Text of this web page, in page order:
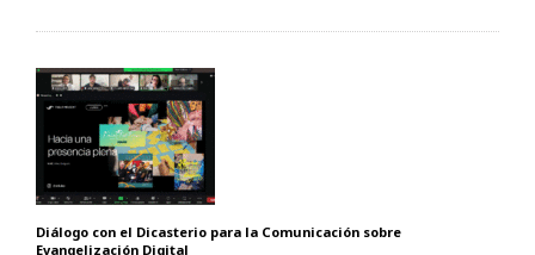
Diálogo con el Dicasterio para la Comunicación sobre
Evangelización Digital